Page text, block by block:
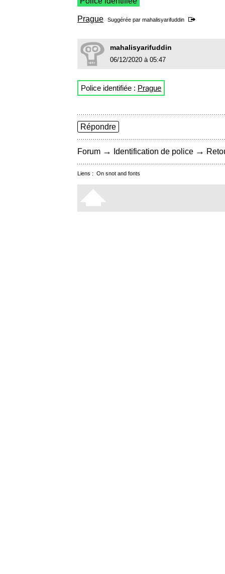
Prague Suggérée par mahalisyarifuddin
mahalisyarifuddin
06/12/2020 à 05:47
Police identifiée : Prague
Répondre
Forum → Identification de police →
Liens : On snot and fonts